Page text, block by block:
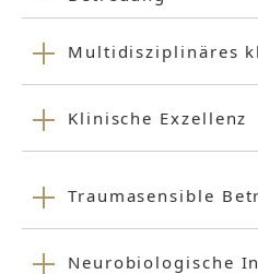
Multidisziplinäres
Klinische Exzellenz
Traumasensible
Neurobiologische